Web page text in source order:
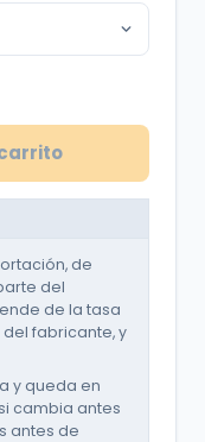
de
del
de la tasa
fabricante, y
y queda en
cambia antes
antes de